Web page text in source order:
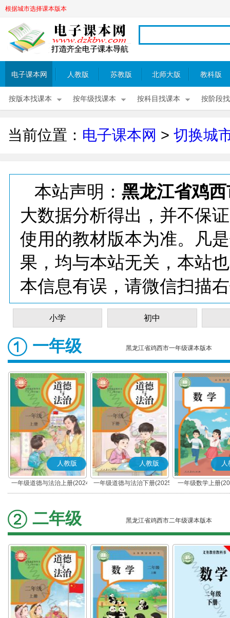
根据城市选择课本版本
电子课本网 人教版 苏教版 北师大版 教科版
按版本找课本 按年级找课本 按科目找课本 按阶段
当前位置： 电子课本网 > 切换城
本站声明： 黑龙江省鸡
大数据分析得出，并不保
使用的教材版本为准。凡
果，均与本站无关，本站
本信息有误，请微信扫描
小学 初中
一年级 黑龙江省鸡西市一年级课本版本
人教版
一年级道德与法治上册(2024
秋版)(部编版)
人教版
一年级道德与法治下册(2025
春版)(部编版)
人
一年级数学上册
二年级 黑龙江省鸡西市二年级课本版本